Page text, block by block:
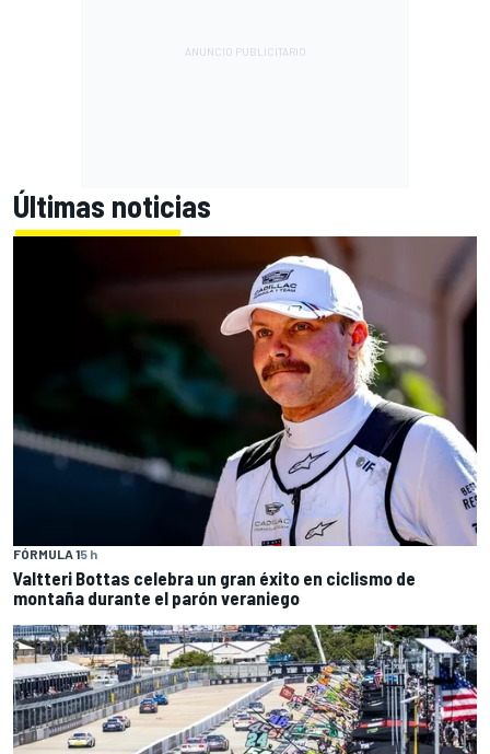
Últimas noticias
FÓRMULA 15 h
Valtteri Bottas celebra un gran éxito en ciclismo de
montaña durante el parón veraniego